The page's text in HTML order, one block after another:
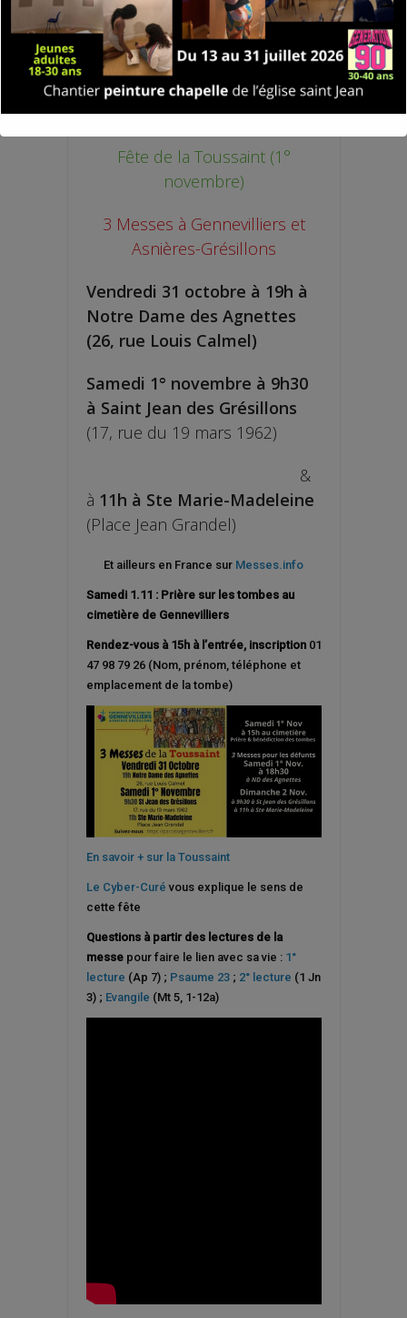
Fête de la Toussaint (1°
novembre)
3 Messes à Gennevilliers et
Asnières-Grésillons
Vendredi 31 octobre à 19h à
Notre Dame des Agnettes
(26, rue Louis Calmel)
Samedi 1° novembre à 9h30
à Saint Jean des Grésillons
(17, rue du 19 mars 1962)
&
à 11h à Ste Marie-Madeleine
(Place Jean Grandel)
Et ailleurs en France sur Messes.info
Samedi 1.11 : Prière sur les tombes au
cimetière de Gennevilliers
Rendez-vous à 15h à l’entrée, inscription 01
47 98 79 26 (Nom, prénom, téléphone et
emplacement de la tombe)
En savoir + sur la Toussaint
Le Cyber-Curé vous explique le sens de
cette fête
Questions à partir des lectures de la
messepour faire le lien avec sa vie : 1°
lecture (Ap 7) ; Psaume 23; 2° lecture (1 Jn
3) ; Evangile (Mt 5, 1-12a)